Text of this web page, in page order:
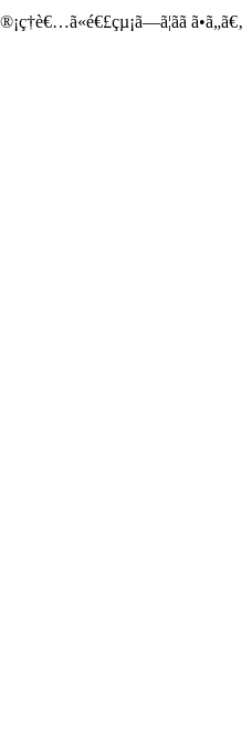
ã•ã„ã€‚